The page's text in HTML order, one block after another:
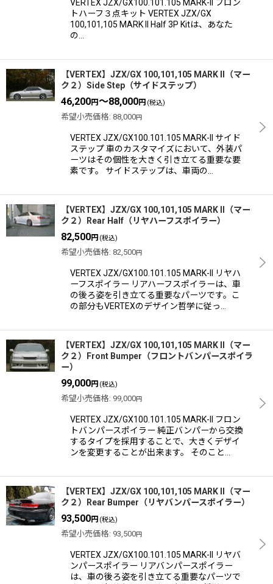
VERTEX JZX/GX100.101.105 MARK-II フロン
トハーフ３点キット VERTEX JZX/GX
100,101,105 MARK II Half 3P Kitは、あなた
の…
【VERTEX】JZX/GX 100,101,105 MARK II（マー
ク２）Side Step（サイドステップ）
46,200円～88,000円 (税込)
希望小売価格: 88,000円
VERTEX JZX/GX100.101.105 MARK-II サイド
ステップ 車のカスタマイズにおいて、外装パ
ーツはその個性を大きく引き立てる重要な要
素です。 サイドステップは、車両の…
【VERTEX】JZX/GX 100,101,105 MARK II（マー
ク２）Rear Half（リヤハーフスポイラー）
82,500円 (税込)
希望小売価格: 82,500円
VERTEX JZX/GX100.101.105 MARK-II リヤハ
ーフスポイラー リアハーフスポイラーは、車
の後ろ姿を引き立てる重要なパーツです。こ
の部分もVERTEXのデザイン哲学に従っ…
【VERTEX】JZX/GX 100,101,105 MARK II（マー
ク２）Front Bumper（フロントバンパースポイラ
ー）
99,000円 (税込)
希望小売価格: 99,000円
VERTEX JZX/GX100.101.105 MARK-II フロン
トバンパースポイラー 純正バンパーから交換
するタイプを採用することで、大きくデザイ
ンを変更することが出来ます。 そのこと…
【VERTEX】JZX/GX 100,101,105 MARK II（マー
ク２）Rear Bumper（リヤバンパースポイラー）
93,500円 (税込)
希望小売価格: 93,500円
VERTEX JZX/GX100.101.105 MARK-II リヤバ
ンパースポイラー リアバンパースポイラー
は、車の後ろ姿を引き立てる重要なパーツで